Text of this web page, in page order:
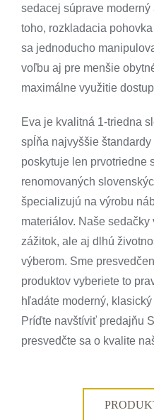
sedacej súprave
toho, rozkladacia pohovka
sa jednoducho
voľbu aj pre menšie
maximálne využitie
Eva je kvalitná 1-triedna
spĺňa najvyššie
poskytuje len prvotriedne
renomovaných
špecializujú na výrobu
materiálov. Naše
zážitok, ale aj dlhú
výberom. Sme
produktov vyberiete to
hľadáte moderný,
Príďte navštíviť predajňu
presvedčte sa o kvalite